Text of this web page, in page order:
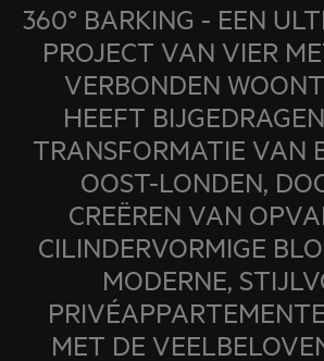
voor huisvestingszones verstrekt).
heeft 291 woningen opgeleverd,
betaalbare, met voorrang voor
Het biedt een hoog percentage
gedeeld eigenschap (33%),
professionals als gezinnen op de
geraken.
360° BARKING - EEN
PROJECT VAN VIER
VERBONDEN
HEEFT
TRANSFORMATIE VAN
OOST-LONDEN,
CREËREN VAN
CILINDERVORMIGE
MODERNE,
MET DE